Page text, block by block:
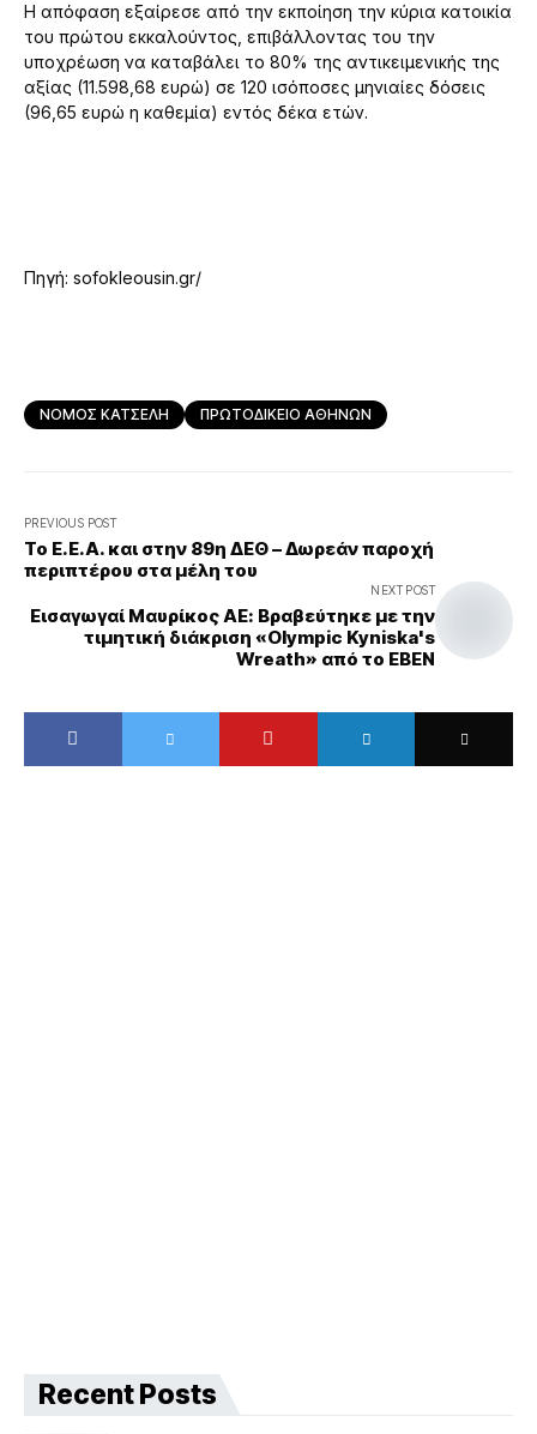
Η απόφαση εξαίρεσε από την εκποίηση την κύρια κατοικία
του πρώτου εκκαλούντος, επιβάλλοντας του την
υποχρέωση να καταβάλει το 80% της αντικειμενικής της
αξίας (11.598,68 ευρώ) σε 120 ισόποσες μηνιαίες δόσεις
(96,65 ευρώ η καθεμία) εντός δέκα ετών.
Πηγή: sofokleousin.gr/
ΝΟΜΟΣ ΚΑΤΣΕΛΗ ΠΡΩΤΟΔΙΚΕΙΟ ΑΘΗΝΩΝ
PREVIOUS POST
Το Ε.Ε.Α. και στην 89η ΔΕΘ – Δωρεάν παροχή
περιπτέρου στα μέλη του
NEXT POST
Εισαγωγαί Μαυρίκος ΑΕ: Βραβεύτηκε με την
τιμητική διάκριση «Olympic Kyniska's
Wreath» από το EBEN
Recent Posts